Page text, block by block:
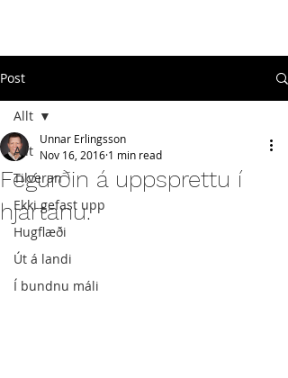
Post
Allt
Tilveran
Ekki gefast upp
Hugflæði
Út á landi
Í bundnu máli
Allt
Fegurðin á uppsprettu í
hjartanu.
Unnar Erlingsson
Nov 16, 2016 1 min read